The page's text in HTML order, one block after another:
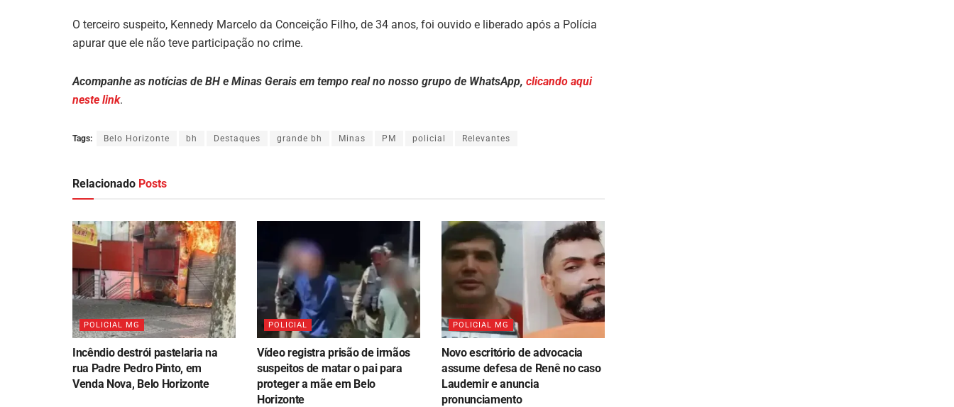
O terceiro suspeito, Kennedy Marcelo da Conceição Filho, de 34 anos, foi ouvido e liberado após a Polícia
apurar que ele não teve participação no crime.
Acompanhe as notícias de BH e Minas Gerais em tempo real no nosso grupo de WhatsApp, clicando aqui
neste link.
Tags: Belo Horizonte bh Destaques grande bh Minas PM policial Relevantes
Relacionado Posts
POLICIAL MG
Incêndio destrói pastelaria na
rua Padre Pedro Pinto, em
Venda Nova, Belo Horizonte
POLICIAL
Vídeo registra prisão de irmãos
suspeitos de matar o pai para
proteger a mãe em Belo
Horizonte
POLICIAL MG
Novo escritório de advocacia
assume defesa de Renê no caso
Laudemir e anuncia
pronunciamento